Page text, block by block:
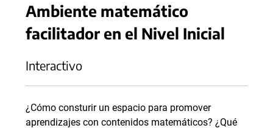
Ambiente matemático
facilitador en el Nivel Inicial
Interactivo
¿Cómo consturir un espacio para promover
aprendizajes con contenidos matemáticos? ¿Qué